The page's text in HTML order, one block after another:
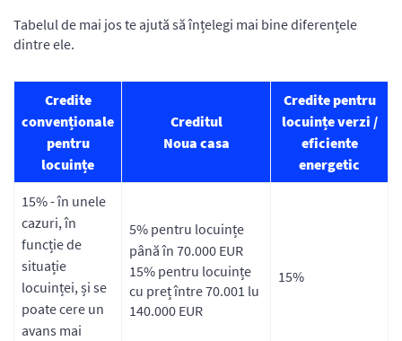
Tabelul de mai jos te ajută să înțelegi mai bine diferențele
dintre ele.
Credite
convenționale
pentru
locuințe
Creditul
Noua casa
Credite pentru
locuințe verzi /
eficiente
energetic
15% - în unele
cazuri, în
funcție de
situație
locuinței, și se
poate cere un
avans mai
5% pentru locuințe
până în 70.000 EUR
15% pentru locuințe
cu preț între 70.001 lu
140.000 EUR
15%